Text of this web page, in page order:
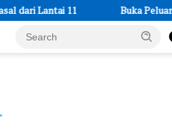
Buka Peluang Usaha: LPEKIN